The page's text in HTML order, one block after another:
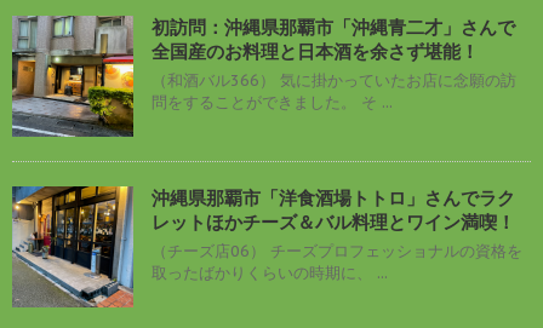
初訪問：沖縄県那覇市「沖縄青二才」さんで
全国産のお料理と日本酒を余さず堪能！
（和酒バル366） 気に掛かっていたお店に念願の訪
問をすることができました。 そ ...
沖縄県那覇市「洋食酒場トトロ」さんでラク
レットほかチーズ＆バル料理とワイン満喫！
（チーズ店06） チーズプロフェッショナルの資格を
取ったばかりくらいの時期に、 ...